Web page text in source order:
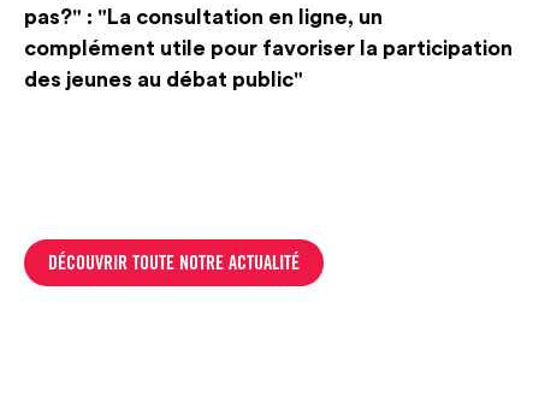
pas?" : "La consultation en ligne, un
complément utile pour favoriser la participation
des jeunes au débat public"
DÉCOUVRIR TOUTE NOTRE ACTUALITÉ